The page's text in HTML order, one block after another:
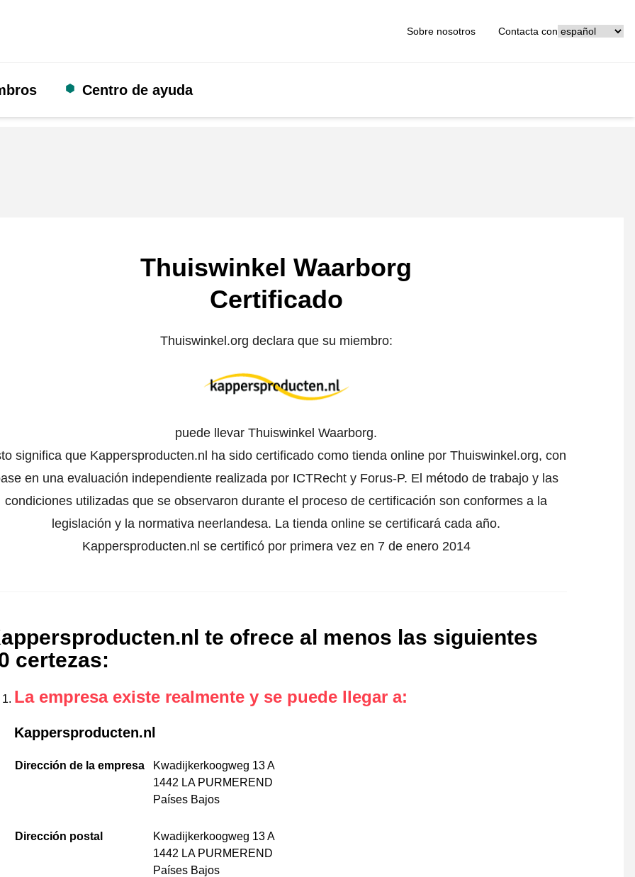
Sobre nosotros Contacta con
Centro de ayuda
Thuiswinkel Waarborg
Certificado
Thuiswinkel.org declara que su miembro:
puede llevar Thuiswinkel Waarborg.
significa que Kappersproducten.nl ha sido certificado como tienda online por Thuiswinkel.org, con
en una evaluación independiente realizada por ICTRecht y Forus-P. El método de trabajo y las
condiciones utilizadas que se observaron durante el proceso de certificación son conformes a la
legislación y la normativa neerlandesa. La tienda online se certificará cada año.
Kappersproducten.nl se certificó por primera vez en 7 de enero 2014
te ofrece al menos las siguientes
certezas:
La empresa existe realmente y se puede llegar a:
Kappersproducten.nl
Dirección de la empresa
Kwadijkerkoogweg 13 A
1442 LA PURMEREND
Países Bajos
Dirección postal
Kwadijkerkoogweg 13 A
1442 LA PURMEREND
Países Bajos